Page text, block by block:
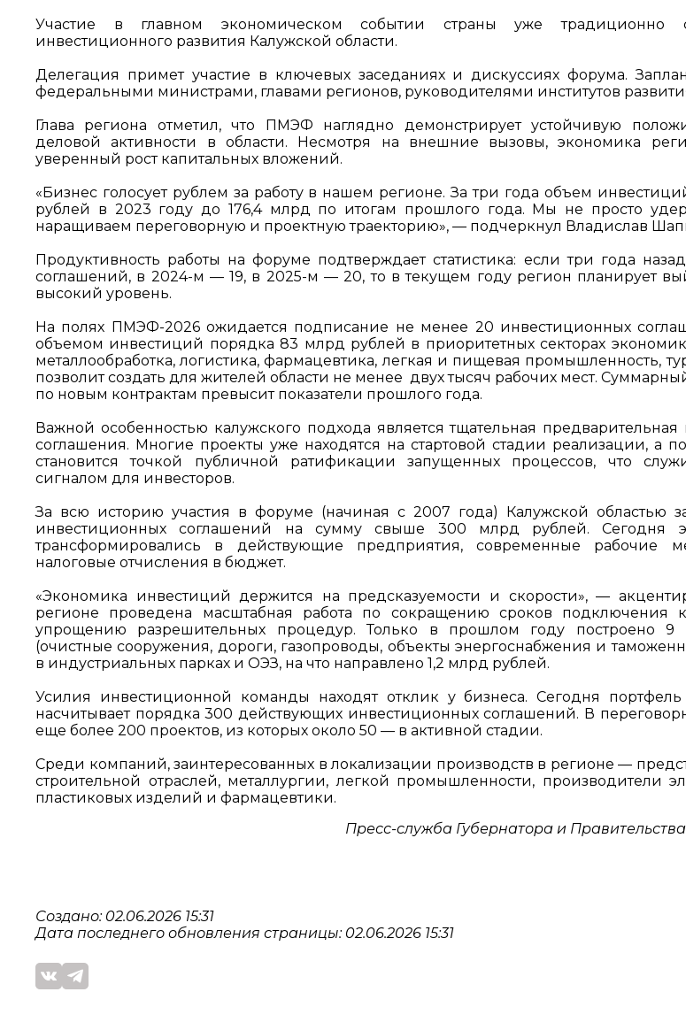
Участие в главном экономическом событии страны уже традиционно
инвестиционного развития Калужской области.
Делегация примет участие в ключевых заседаниях и дискуссиях форума.
федеральными министрами, главами регионов, руководителями институтов
Глава региона отметил, что ПМЭФ наглядно демонстрирует устойчивую
деловой активности в области. Несмотря на внешние вызовы, экономика
уверенный рост капитальных вложений.
«Бизнес голосует рублем за работу в нашем регионе. За три года объем
рублей в 2023 году до 176,4 млрд по итогам прошлого года. Мы не просто
наращиваем переговорную и проектную траекторию», — подчеркнул Владислав
Продуктивность работы на форуме подтверждает статистика: если три года
соглашений, в 2024-м — 19, в 2025-м — 20, то в текущем году регион планирует
высокий уровень.
На полях ПМЭФ-2026 ожидается подписание не менее 20 инвестиционных
объемом инвестиций порядка 83 млрд рублей в приоритетных секторах
металлообработка, логистика, фармацевтика, легкая и пищевая промышленность,
позволит создать для жителей области не менее двух тысяч рабочих мест.
по новым контрактам превысит показатели прошлого года.
Важной особенностью калужского подхода является тщательная предварительная
соглашения. Многие проекты уже находятся на стартовой стадии реализации, а
становится точкой публичной ратификации запущенных процессов, что
сигналом для инвесторов.
За всю историю участия в форуме (начиная с 2007 года) Калужской областью
инвестиционных соглашений на сумму свыше 300 млрд рублей. Сегодня
трансформировались в действующие предприятия, современные рабочие
налоговые отчисления в бюджет.
«Экономика инвестиций держится на предсказуемости и скорости», —
регионе проведена масштабная работа по сокращению сроков подключения
упрощению разрешительных процедур. Только в прошлом году построено 9
(очистные сооружения, дороги, газопроводы, объекты энергоснабжения и
в индустриальных парках и ОЭЗ, на что направлено 1,2 млрд рублей.
Усилия инвестиционной команды находят отклик у бизнеса. Сегодня портфель
насчитывает порядка 300 действующих инвестиционных соглашений. В
еще более 200 проектов, из которых около 50 — в активной стадии.
Среди компаний, заинтересованных в локализации производств в регионе —
строительной отраслей, металлургии, легкой промышленности, производители
пластиковых изделий и фармацевтики.
Пресс-служба Губернатора и
Создано: 02.06.2026 15:31
Дата последнего обновления страницы: 02.06.2026 15:31